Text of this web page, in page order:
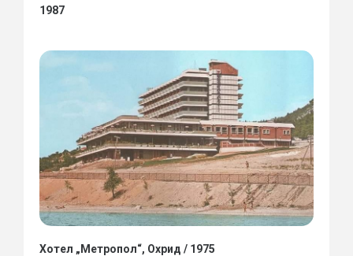
1987
Хотел „Метропол“, Охрид / 1975